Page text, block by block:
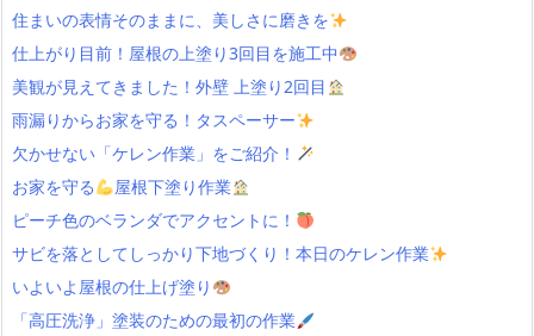
住まいの表情そのままに、美しさに磨きを
仕上がり目前！屋根の上塗り3回目を施工中
美観が見えてきました！外壁 上塗り2回目
雨漏りからお家を守る！タスペーサー
欠かせない「ケレン作業」をご紹介！
お家を守る
屋根下塗り作業
ピーチ色のベランダでアクセントに！
サビを落としてしっかり下地づくり！本日のケレン作業
いよいよ屋根の仕上げ塗り
「高圧洗浄」塗装のための最初の作業